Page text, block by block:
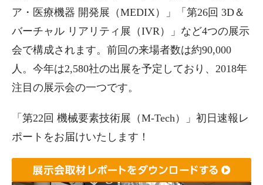
ア・医療機器 開発展（MEDIX）」「第26回 3D＆
バーチャル リアリティ展（IVR）」など4つの展示
会で構成されます。前回の来場者数は約90,000
人。今年は2,580社の出展を予定しており、2018年
注目の展示会の一つです。
「第22回 機械要素技術展（M-Tech）」初日速報レ
ポートをお届けいたします！